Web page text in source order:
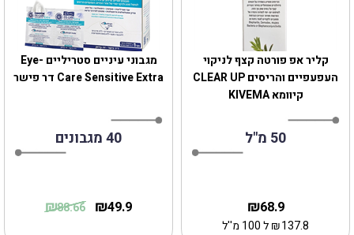
מגבוני עיניים סטריליים Eye-
Care Sensitive Extra דר פישר
40 מגבונים
49.9
₪
88.66
₪
‎‎קליר‏ ‏אפ ‏פורטה ‏קצף לניקוי
העפעפיים והריסים CLEAR UP
קיוומא KIVEMA
50 מ"ל
68.9
₪
137.8
₪ל 100 מ''ל